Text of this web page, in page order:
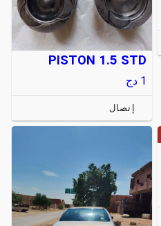
PISTON 1.5 STD
1 دج
إتصال